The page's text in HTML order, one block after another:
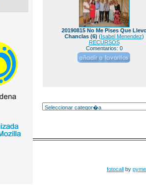
20190815 No Me Pises Que
Chanclas (6) (Isabel Menendez)
RECURSOS
Comentarios: 0
fotocall by